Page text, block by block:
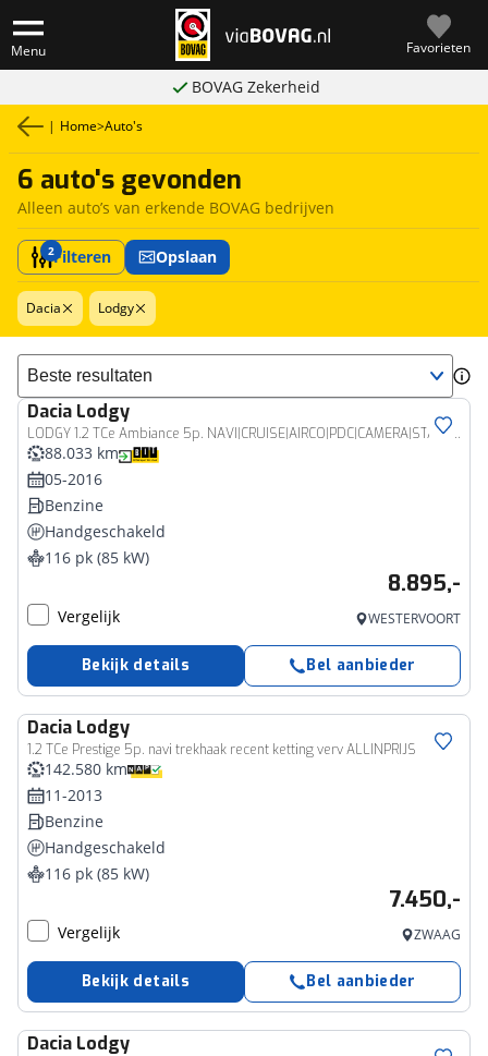
Menu Favorieten
BOVAG Zekerheid
| Home>Auto's
6 auto's gevonden
Alleen auto’s van erkende BOVAG bedrijven
2Filteren Opslaan
Dacia Lodgy
Sorteer resultaten
Dacia Lodgy
LODGY 1.2 TCe Ambiance 5p. NAVI|CRUISE|AIRCO|PDC|CAMERA|STARTSTOP
88.033 km
05-2016
Benzine
Handgeschakeld
116 pk (85 kW)
8.895,-
Vergelijk WESTERVOORT
Bekijk details Bel aanbieder
Dacia Lodgy
1.2 TCe Prestige 5p. navi trekhaak recent ketting verv ALLINPRIJS
142.580 km
11-2013
Benzine
Handgeschakeld
116 pk (85 kW)
7.450,-
Vergelijk ZWAAG
Bekijk details Bel aanbieder
Dacia Lodgy